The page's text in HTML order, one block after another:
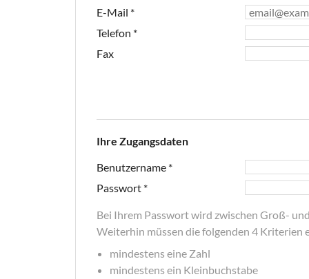
E-Mail *
Telefon *
Fax
Ihre Zugangsdaten
Benutzername *
Passwort *
Bei Ihrem Passwort wird zwischen Groß-
Weiterhin müssen die folgenden 4 Kriterien
mindestens eine Zahl
mindestens ein Kleinbuchstabe